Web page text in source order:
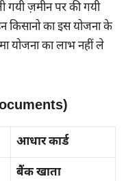
गयी ज़मीन पर की गयी
किसानो का इस योजना के
योजना का लाभ नहीं ले
आधार कार्ड
बैंक खाता